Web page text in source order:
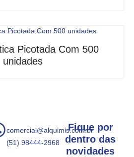
Picotada Com 500
unidades
comercial@alquimis.com.br
(51) 98444-2968
Fique por
dentro das
novidades